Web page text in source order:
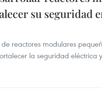
su seguridad
reactores modulares
la seguridad eléctrica